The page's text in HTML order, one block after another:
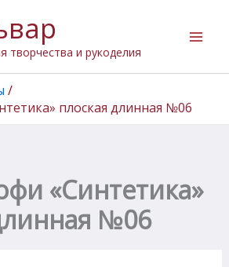
творчества и рукоделия
плоская длинная №06
«Синтетика»
№06